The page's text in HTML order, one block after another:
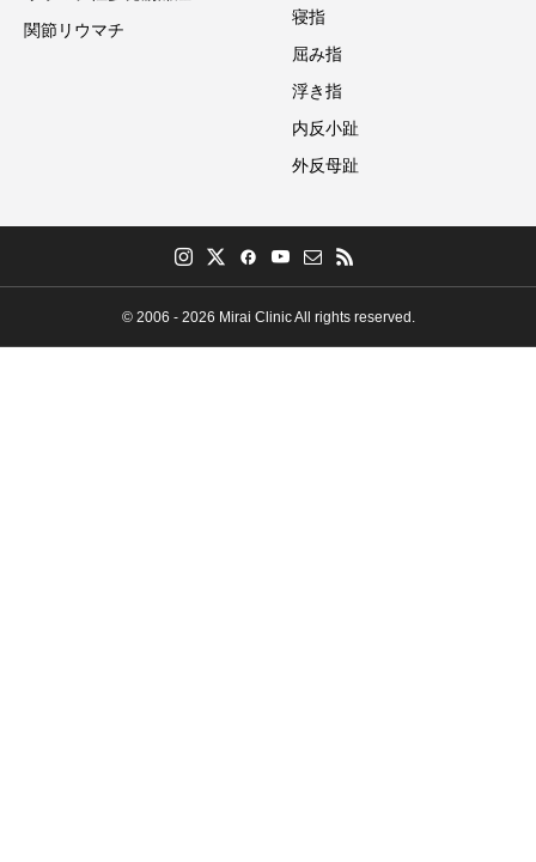
関節リウマチ
寝指
屈み指
浮き指
内反小趾
外反母趾
© 2006 - 2026 Mirai Clinic All rights reserved.